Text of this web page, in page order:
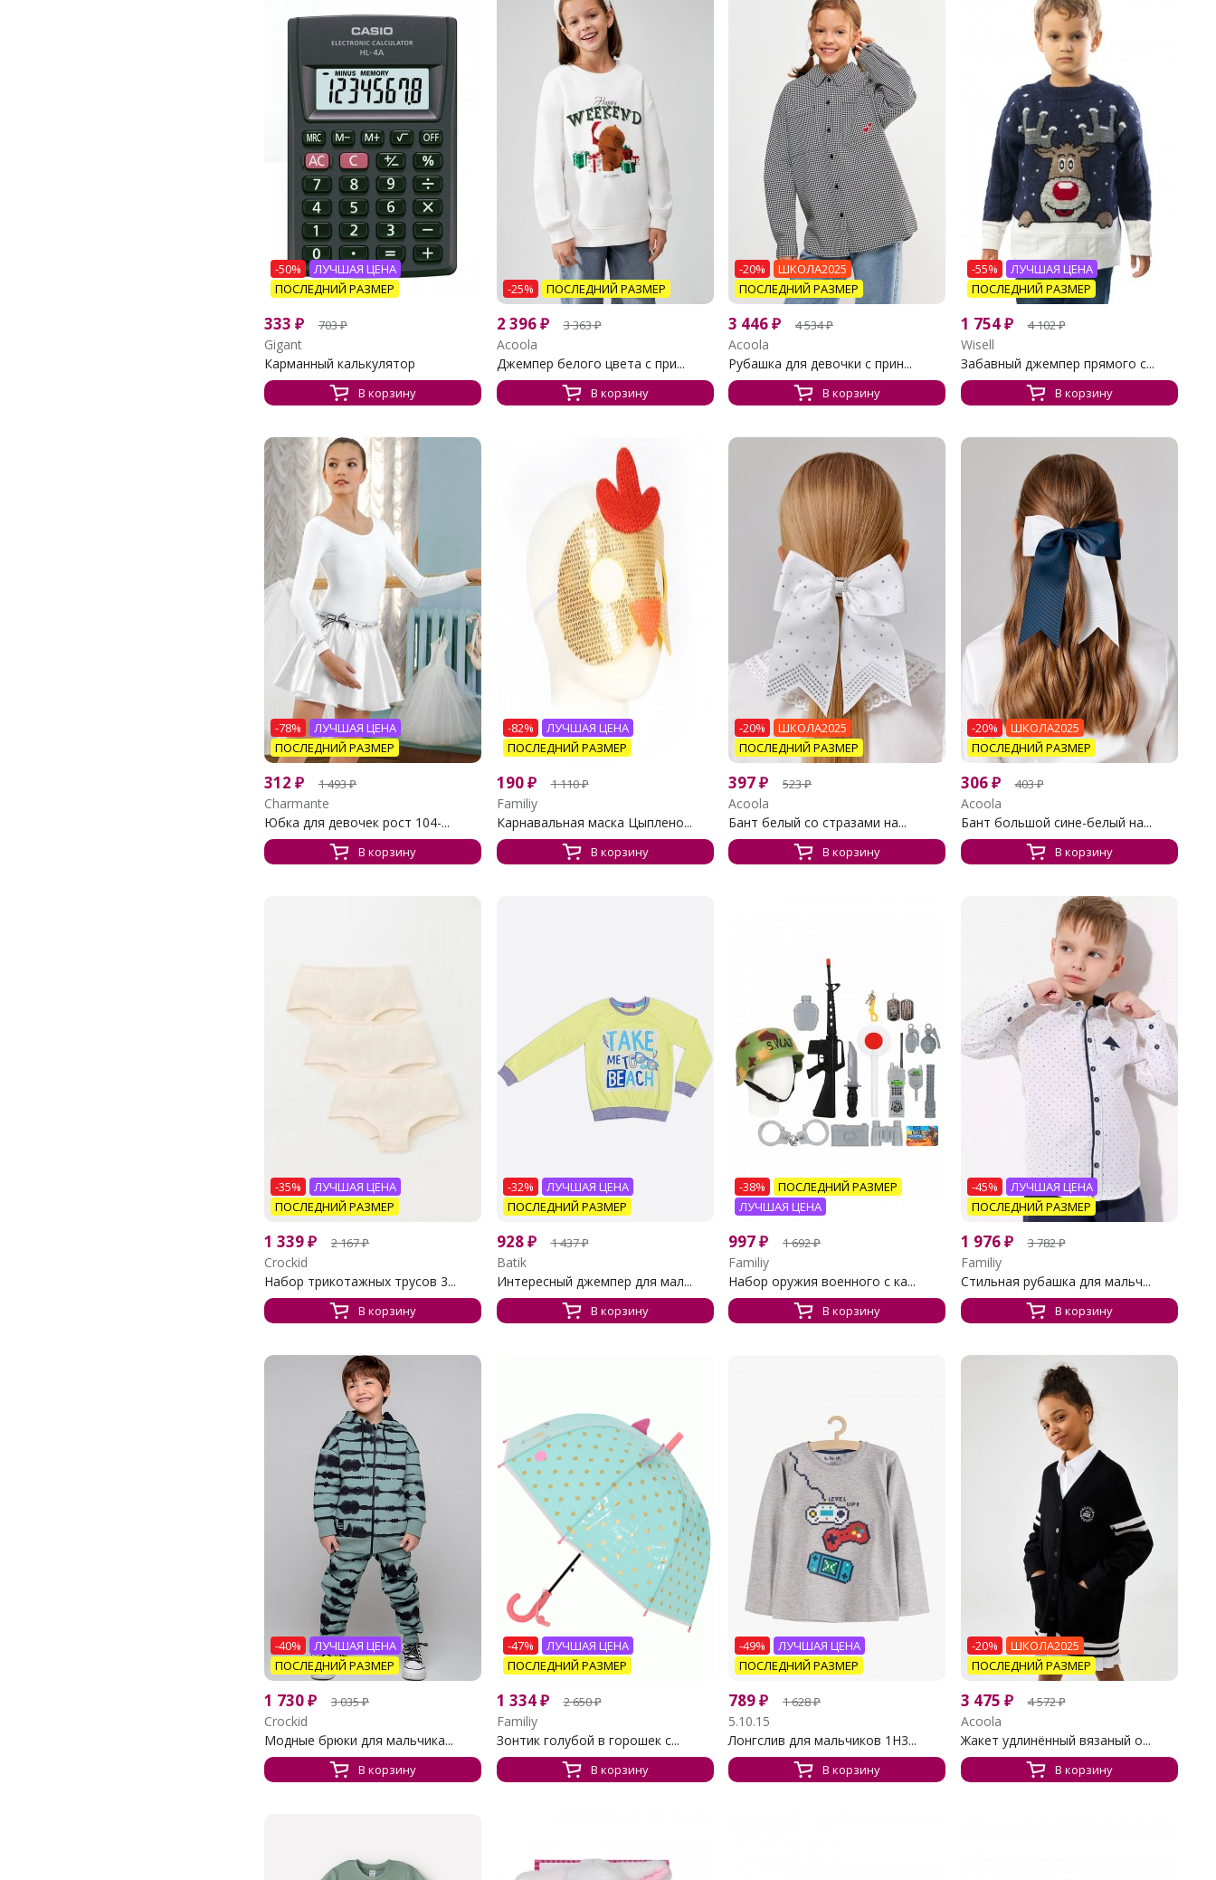
-50%
ЛУЧШАЯ ЦЕНА
ПОСЛЕДНИЙ РАЗМЕР
333 ₽ 703₽
Gigant
Карманный калькулятор
В корзину
-25% ПОСЛЕДНИЙ РАЗМЕР
2 396₽ 3 363₽
Acoola
Джемпер белого цвета с при...
В корзину
-20%
ШКОЛА2025
ПОСЛЕДНИЙ РАЗМЕР
3 446₽ 4 534₽
Acoola
Рубашка для девочки с прин...
В корзину
-55%
ЛУЧШАЯ ЦЕНА
ПОСЛЕДНИЙ РАЗМЕР
1 754₽ 4 102₽
Wisell
Забавный джемпер прямого с...
В корзину
-78%
ЛУЧШАЯ ЦЕНА
ПОСЛЕДНИЙ РАЗМЕР
312 ₽ 1 493₽
Charmante
Юбка для девочек рост 104-...
В корзину
-82%
ЛУЧШАЯ ЦЕНА
ПОСЛЕДНИЙ РАЗМЕР
190₽ 1 110₽
Familiy
Карнавальная маска Цыплено...
В корзину
-20%
ШКОЛА2025
ПОСЛЕДНИЙ РАЗМЕР
397₽ 523₽
Acoola
Бант белый со стразами на...
В корзину
-20%
ШКОЛА2025
ПОСЛЕДНИЙ РАЗМЕР
306₽ 403₽
Acoola
Бант большой сине-белый на...
В корзину
-35%
ЛУЧШАЯ ЦЕНА
ПОСЛЕДНИЙ РАЗМЕР
1 339₽ 2 167₽
Crockid
Набор трикотажных трусов 3...
В корзину
-32%
ЛУЧШАЯ ЦЕНА
ПОСЛЕДНИЙ РАЗМЕР
928₽ 1 437₽
Batik
Интересный джемпер для мал...
В корзину
-38%
ПОСЛЕДНИЙ РАЗМЕР
ЛУЧШАЯ ЦЕНА
997₽ 1 692₽
Familiy
Набор оружия военного с ка...
В корзину
-45%
ЛУЧШАЯ ЦЕНА
ПОСЛЕДНИЙ РАЗМЕР
1 976₽ 3 782₽
Familiy
Стильная рубашка для мальч...
В корзину
-40%
ЛУЧШАЯ ЦЕНА
ПОСЛЕДНИЙ РАЗМЕР
1 730₽ 3 035₽
Crockid
Модные брюки для мальчика...
В корзину
-47%
ЛУЧШАЯ ЦЕНА
ПОСЛЕДНИЙ РАЗМЕР
1 334₽ 2 650₽
Familiy
Зонтик голубой в горошек с...
В корзину
-49%
ЛУЧШАЯ ЦЕНА
ПОСЛЕДНИЙ РАЗМЕР
789₽ 1 628₽
5.10.15
Лонгслив для мальчиков 1H3...
В корзину
-20%
ШКОЛА2025
ПОСЛЕДНИЙ РАЗМЕР
3 475 ₽ 4 572₽
Acoola
Жакет удлинённый вязаный о...
В корзину